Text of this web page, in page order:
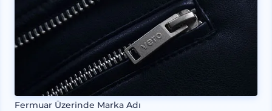
Fermuar Üzerinde Marka Adı